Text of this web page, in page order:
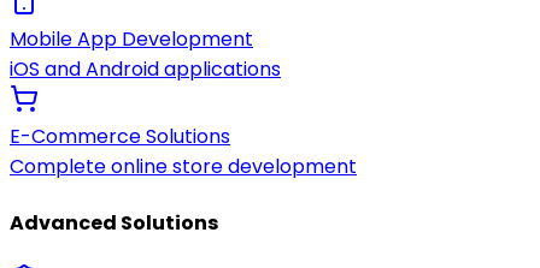
Mobile App Development
iOS and Android applications
E-Commerce Solutions
Complete online store development
Advanced Solutions